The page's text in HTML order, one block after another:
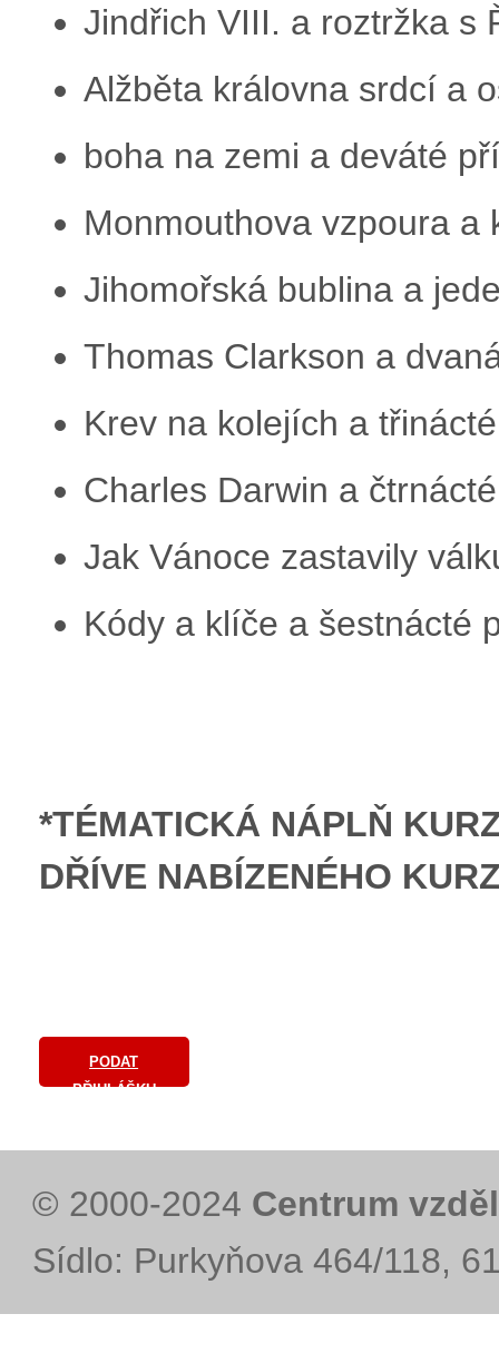
Jindřich VIII. a roztržka
Alžběta královna srdcí a
boha na zemi a deváté
Monmouthova vzpoura
Jihomořská bublina a
Thomas Clarkson a
Krev na kolejích a
Charles Darwin a
Jak Vánoce zastavily
Kódy a klíče a šestnácté
*TÉMATICKÁ NÁPLŇ
DŘÍVE NABÍZENÉHO
PODAT
PŘIHLÁŠKU
© 2000-2024 Centrum
Sídlo: Purkyňova 464/118,